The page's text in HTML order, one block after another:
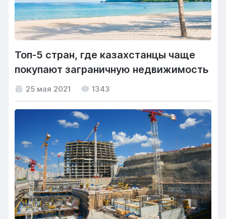
Топ-5 стран, где казахстанцы чаще
покупают заграничную недвижимость
25 мая 2021 1343